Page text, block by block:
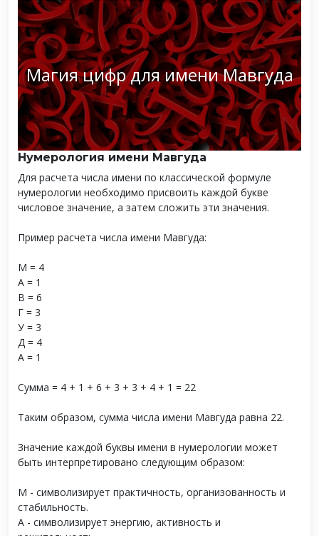
Магия цифр для имени Мавгуда
Нумерология имени Мавгуда
Для расчета числа имени по классической формуле
нумерологии необходимо присвоить каждой букве
числовое значение, а затем сложить эти значения.
Пример расчета числа имени Мавгуда:
М = 4
А = 1
В = 6
Г = 3
У = 3
Д = 4
А = 1
Сумма = 4 + 1 + 6 + 3 + 3 + 4 + 1 = 22
Таким образом, сумма числа имени Мавгуда равна 22.
Значение каждой буквы имени в нумерологии может
быть интерпретировано следующим образом:
М - символизирует практичность, организованность и
стабильность.
А - символизирует энергию, активность и